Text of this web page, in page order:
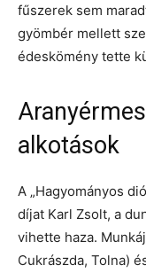
fűszerek sem
gyömbér mellett
édeskömény tette
alkotások
A „Hagyományos
díjat Karl Zsolt, a
vihette haza.
Cukrászda, Tolna)